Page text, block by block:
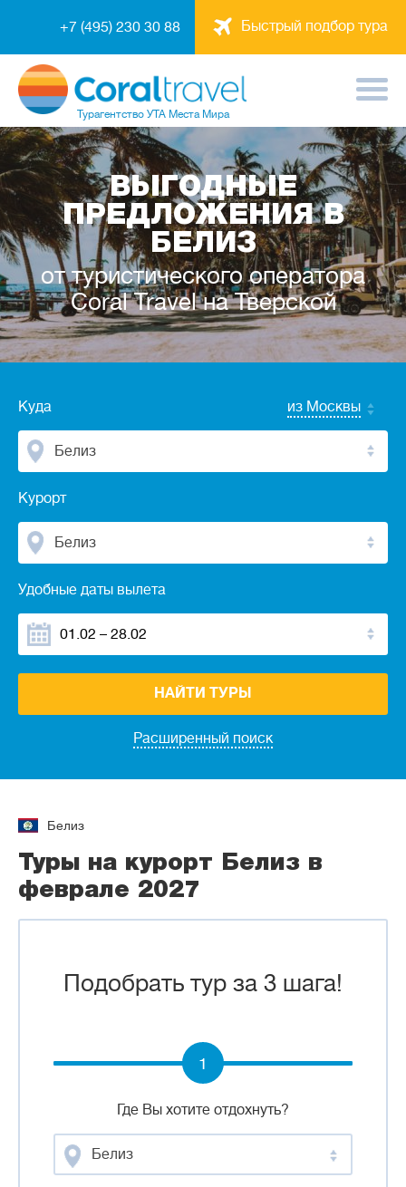
Быстрый подбор тура
+7 (495) 230 30 88
Турагентство УТА Места Мира
ВЫГОДНЫЕ
ПРЕДЛОЖЕНИЯ В
БЕЛИЗ
от туристического оператора
Coral Travel на Тверской
Куда из Москвы
Белиз
Курорт
Белиз
Удобные даты вылета
Расширенный поиск
НАЙТИ ТУРЫ
Белиз
Туры на курорт Белиз в
феврале 2027
Подобрать тур за 3 шага!
Где Вы хотите отдохнуть?
Белиз
1